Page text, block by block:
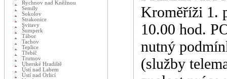
Kroměříži 1.
10.00 hod.
nutný
(služby
Rychnov nad Kněžnou
Semily
Sokolov
Strakonice
Svitavy
Šumperk
Tábor
Tachov
Teplice
Třebíč
Trutnov
Uherské Hradiště
Ústí nad Labem
Ústí nad Orlicí